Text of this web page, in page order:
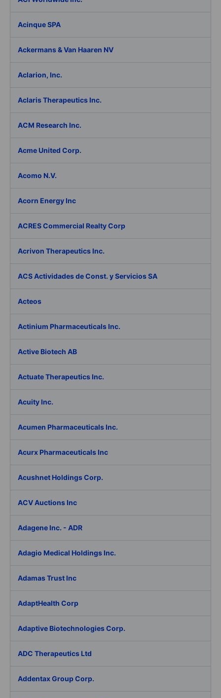
Acinque SPA
Ackermans & Van Haaren NV
Aclarion, Inc.
Aclaris Therapeutics Inc.
ACM Research Inc.
Acme United Corp.
Acomo N.V.
Acorn Energy Inc
ACRES Commercial Realty Corp
Acrivon Therapeutics Inc.
ACS Actividades de Const. y Servicios SA
Acteos
Actinium Pharmaceuticals Inc.
Active Biotech AB
Actuate Therapeutics Inc.
Acuity Inc.
Acumen Pharmaceuticals Inc.
Acurx Pharmaceuticals Inc
Acushnet Holdings Corp.
ACV Auctions Inc
Adagene Inc. - ADR
Adagio Medical Holdings Inc.
Adamas Trust Inc
AdaptHealth Corp
Adaptive Biotechnologies Corp.
ADC Therapeutics Ltd
Addentax Group Corp.